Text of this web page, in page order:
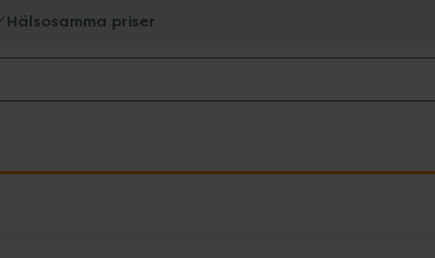
Hälsosamma priser